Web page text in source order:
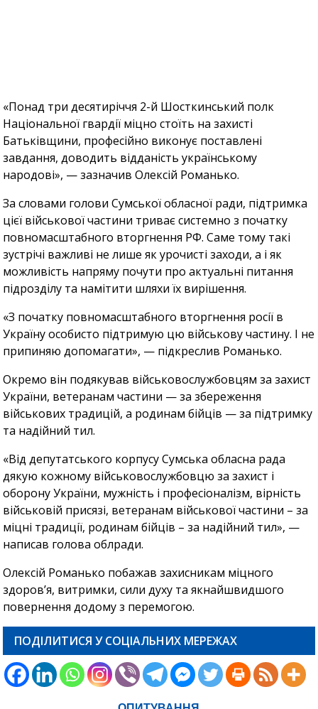
«Понад три десятиріччя 2-й Шосткинський полк
Національної гвардії міцно стоїть на захисті
Батьківщини, професійно виконує поставлені
завдання, доводить відданість українському
народові», — зазначив Олексій Романько.
За словами голови Сумської обласної ради, підтримка
цієї військової частини триває системно з початку
повномасштабного вторгнення РФ. Саме тому такі
зустрічі важливі не лише як урочисті заходи, а і як
можливість напряму почути про актуальні питання
підрозділу та намітити шляхи їх вирішення.
«З початку повномасштабного вторгнення росії в
Україну особисто підтримую цю військову частину. І не
припиняю допомагати», — підкреслив Романько.
Окремо він подякував військовослужбовцям за захист
України, ветеранам частини — за збереження
військових традицій, а родинам бійців — за підтримку
та надійний тил.
«Від депутатського корпусу Сумська обласна рада
дякую кожному військовослужбовцю за захист і
оборону України, мужність і професіоналізм, вірність
військовій присязі, ветеранам військової частини – за
міцні традиції, родинам бійців – за надійний тил», —
написав голова облради.
Олексій Романько побажав захисникам міцного
здоров’я, витримки, сили духу та якнайшвидшого
повернення додому з перемогою.
ПОДІЛИТИСЯ У СОЦІАЛЬНИХ МЕРЕЖАХ